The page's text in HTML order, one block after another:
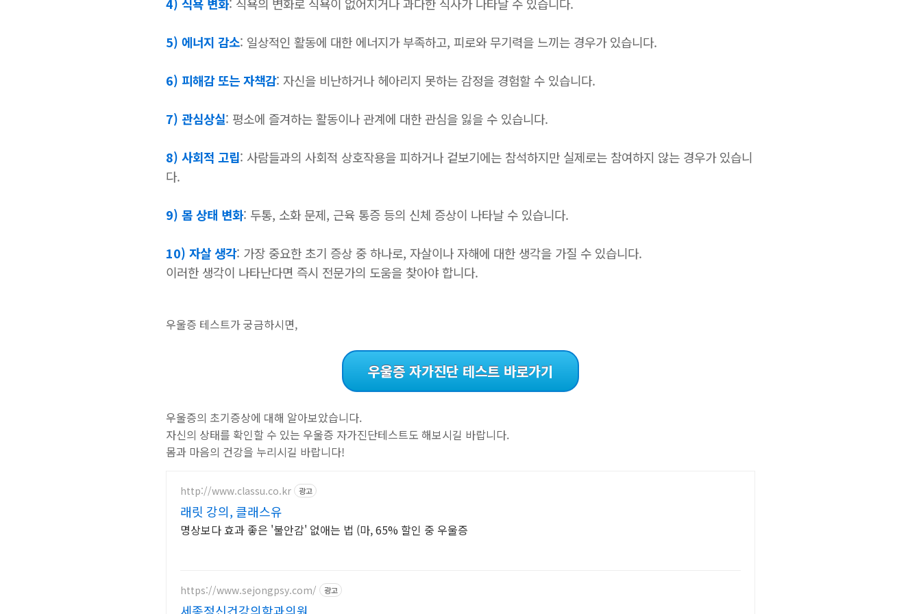
5) 에너지 감소: 일상적인 활동에 대한 에너지가 부족하고, 피로와 무기력을 느끼는 경우가 있습니다.
6) 피해감 또는 자책감: 자신을 비난하거나 헤아리지 못하는 감정을 경험할 수 있습니다.
7) 관심상실: 평소에 즐겨하는 활동이나 관계에 대한 관심을 잃을 수 있습니다.
8) 사회적 고립: 사람들과의 사회적 상호작용을 피하거나 겉보기에는 참석하지만 실제로는 참여하지 않는 경우가 있습니
다.
9) 몸 상태 변화: 두통, 소화 문제, 근육 통증 등의 신체 증상이 나타날 수 있습니다.
10) 자살 생각: 가장 중요한 초기 증상 중 하나로, 자살이나 자해에 대한 생각을 가질 수 있습니다.
이러한 생각이 나타난다면 즉시 전문가의 도움을 찾아야 합니다.
우울증 테스트가 궁금하시면,
우울증 자가진단 테스트 바로가기
우울증의 초기증상에 대해 알아보았습니다.
자신의 상태를 확인할 수 있는 우울증 자가진단테스트도 해보시길 바랍니다.
몸과 마음의 건강을 누리시길 바랍니다!
http://www.classu.co.kr 광고
래릿 강의, 클래스유
명상보다 효과 좋은 '불안감' 없애는 법 (마, 65% 할인 중 우울증
https://www.sejongpsy.com/ 광고